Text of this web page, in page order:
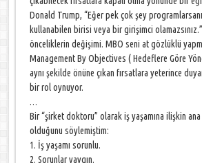
Donald Trump, “Eğer pek çok şey
kullanabilen birisi veya bir girişimci
önceliklerin değişimi. MBO seni at gözlüklü
Management By Objectives ( Hedeflere Göre
aynı şekilde önüne çıkan fırsatlara yeterince
bir rol oynuyor.
…
Bir “şirket doktoru” olarak iş yaşamına ilişkin
olduğunu söylemiştim:
1. İş yaşamı sorunlu.
2. Sorunlar yaygın.